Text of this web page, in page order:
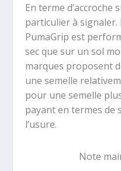
En terme d’accroche
particulier à signaler.
PumaGrip est
sec que sur un sol
marques proposent
une semelle
pour une semelle
payant en termes de
l’usure.
Note